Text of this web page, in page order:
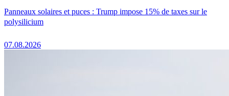
Panneaux solaires et puces : Trump impose 15% de taxes sur le
polysilicium
07.08.2026